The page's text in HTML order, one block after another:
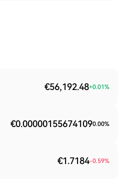
€56,192.48+0.01%
€0.000001556741090.00%
€1.7184-0.59%